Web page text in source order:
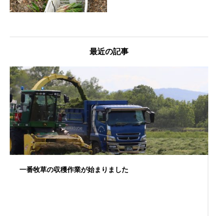
最近の記事
一番牧草の収穫作業が始まりました